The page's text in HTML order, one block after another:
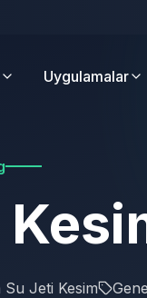
Uygulamalar
Jeti Kesim